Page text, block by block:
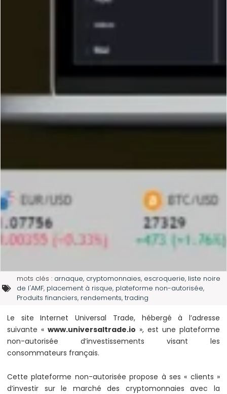
mots clés : arnaque, cryptomonnaies, escroquerie, liste noire
de l'AMF, placement à risque, plateforme non-autorisée,
Produits financiers, rendements,trading
Le site Internet Universal Trade, hébergé à l’adresse
suivante «www.universaltrade.io », est une plateforme
non-autorisée d’investissements visant les
consommateurs français.
Cette plateforme non-autorisée propose à ses « clients »
d’investir sur le marché des cryptomonnaies avec la